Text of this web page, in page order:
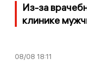
Из-за
клинике
08/08 18:11